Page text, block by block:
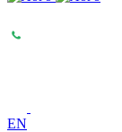
EN